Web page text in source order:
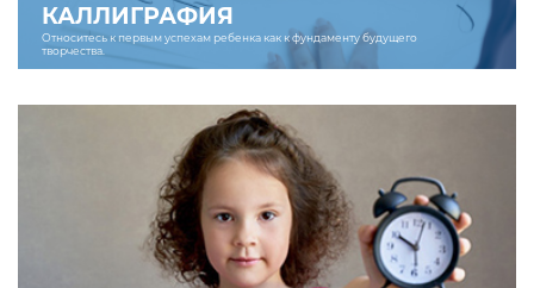
КАЛЛИГРАФИЯ
Относитесь к первым успехам ребенка как к фундаменту будущего
творчества.